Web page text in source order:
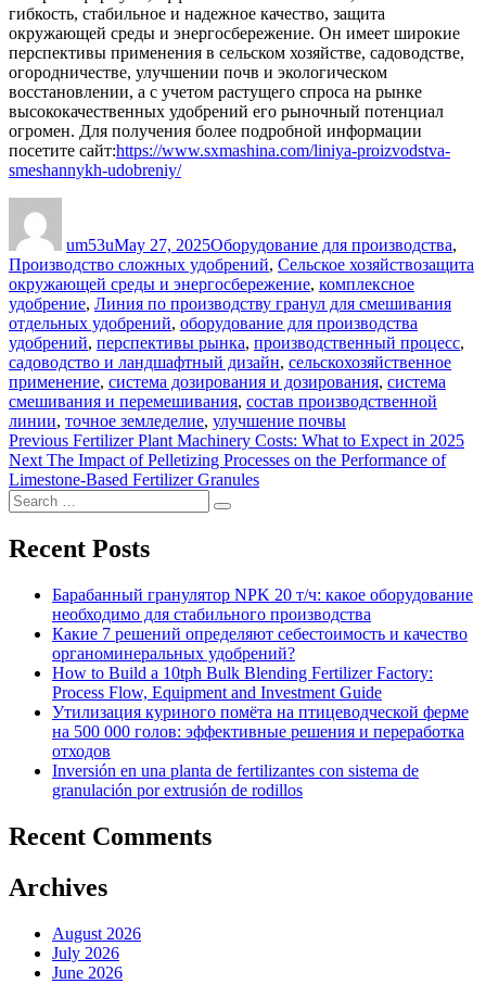
гибкость, стабильное и надежное качество, защита
окружающей среды и энергосбережение. Он имеет широкие
перспективы применения в сельском хозяйстве, садоводстве,
огородничестве, улучшении почв и экологическом
восстановлении, а с учетом растущего спроса на рынке
высококачественных удобрений его рыночный потенциал
огромен. Для получения более подробной информации
посетите сайт:https://www.sxmashina.com/liniya-proizvodstva-
smeshannykh-udobreniy/
um53uMay 27, 2025Оборудование для производства,
Производство сложных удобрений, Сельское хозяйствоTags
защита
окружающей среды и энергосбережение, комплексное
удобрение, Линия по производству гранул для смешивания
отдельных удобрений, оборудование для производства
удобрений, перспективы рынка, производственный процесс,
садоводство и ландшафтный дизайн, сельскохозяйственное
применение, система дозирования и дозирования, система
смешивания и перемешивания, состав производственной
линии, точное земледелие, улучшение почвы
Post
navigation
Previous Previous
post:
Fertilizer Plant Machinery Costs: What to Expect in 2025
Next Next
post:
The Impact of Pelletizing Processes on the Performance of
Limestone-Based Fertilizer Granules
Search
for:
Search
Recent Posts
Барабанный гранулятор NPK 20 т/ч: какое оборудование
необходимо для стабильного производства
Какие 7 решений определяют себестоимость и качество
органоминеральных удобрений?
How to Build a 10tph Bulk Blending Fertilizer Factory:
Process Flow, Equipment and Investment Guide
Утилизация куриного помёта на птицеводческой ферме
на 500 000 голов: эффективные решения и переработка
отходов
Inversión en una planta de fertilizantes con sistema de
granulación por extrusión de rodillos
Recent Comments
Archives
August 2026
July 2026
June 2026